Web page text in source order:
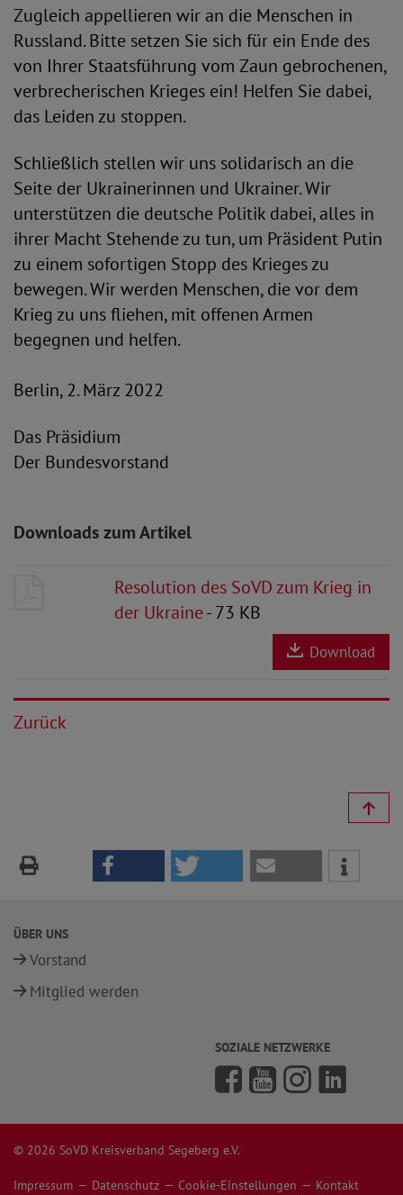
Zugleich appellieren wir an die Menschen in
Russland. Bitte setzen Sie sich für ein Ende des
von Ihrer Staatsführung vom Zaun gebrochenen,
verbrecherischen Krieges ein! Helfen Sie dabei,
das Leiden zu stoppen.
Schließlich stellen wir uns solidarisch an die
Seite der Ukrainerinnen und Ukrainer. Wir
unterstützen die deutsche Politik dabei, alles in
ihrer Macht Stehende zu tun, um Präsident Putin
zu einem sofortigen Stopp des Krieges zu
bewegen. Wir werden Menschen, die vor dem
Krieg zu uns fliehen, mit offenen Armen
begegnen und helfen.
Berlin, 2. März 2022
Das Präsidium
Der Bundesvorstand
Downloads zum Artikel
Resolution des SoVD zum Krieg in
der Ukraine- 73 KB
Download
Zurück
ÜBER UNS
Vorstand
Mitglied werden
SOZIALE NETZWERKE
© 2026 SoVD Kreisverband Segeberg e.V.
Impressum Datenschutz Cookie-Einstellungen Kontakt